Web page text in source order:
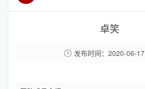
卓笑
发布时间：2020-06-17